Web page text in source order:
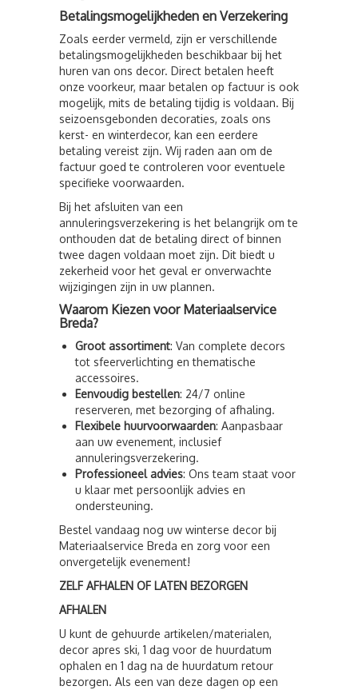
Betalingsmogelijkheden en Verzekering
Zoals eerder vermeld, zijn er verschillende
betalingsmogelijkheden beschikbaar bij het
huren van ons decor. Direct betalen heeft
onze voorkeur, maar betalen op factuur is ook
mogelijk, mits de betaling tijdig is voldaan. Bij
seizoensgebonden decoraties, zoals ons
kerst- en winterdecor, kan een eerdere
betaling vereist zijn. Wij raden aan om de
factuur goed te controleren voor eventuele
specifieke voorwaarden.
Bij het afsluiten van een
annuleringsverzekering is het belangrijk om te
onthouden dat de betaling direct of binnen
twee dagen voldaan moet zijn. Dit biedt u
zekerheid voor het geval er onverwachte
wijzigingen zijn in uw plannen.
Waarom Kiezen voor Materiaalservice
Breda?
Groot assortiment: Van complete decors
tot sfeerverlichting en thematische
accessoires.
Eenvoudig bestellen: 24/7 online
reserveren, met bezorging of afhaling.
Flexibele huurvoorwaarden: Aanpasbaar
aan uw evenement, inclusief
annuleringsverzekering.
Professioneel advies: Ons team staat voor
u klaar met persoonlijk advies en
ondersteuning.
Bestel vandaag nog uw winterse decor bij
Materiaalservice Breda en zorg voor een
onvergetelijk evenement!
ZELF AFHALEN OF LATEN BEZORGEN
AFHALEN
U kunt de gehuurde artikelen/materialen,
decor apres ski, 1 dag voor de huurdatum
ophalen en 1 dag na de huurdatum retour
bezorgen. Als een van deze dagen op een